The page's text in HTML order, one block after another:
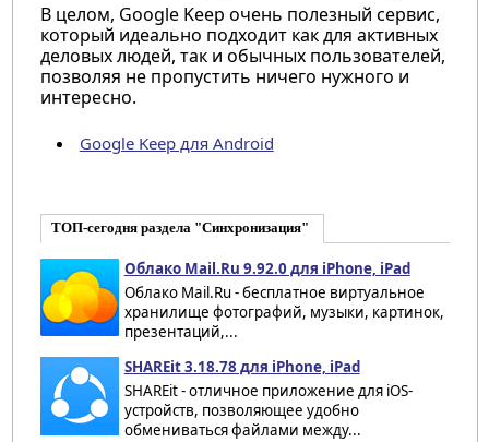
В целом, Google Keep очень полезный сервис,
который идеально подходит как для активных
деловых людей, так и обычных пользователей,
позволяя не пропустить ничего нужного и
интересно.
Google Keep для Android
ТОП-сегодня раздела "Синхронизация"
Облако Mail.Ru 9.92.0 для iPhone, iPad
Облако Mail.Ru - бесплатное виртуальное
хранилище фотографий, музыки, картинок,
презентаций,...
SHAREit 3.18.78 для iPhone, iPad
SHAREit - отличное приложение для iOS-
устройств, позволяющее удобно
обмениваться файлами между...